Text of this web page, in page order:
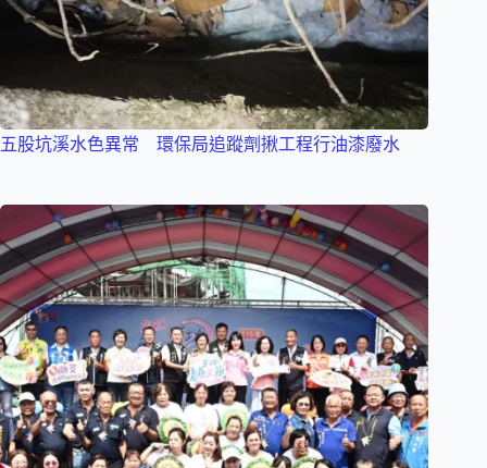
五股坑溪水色異常 環保局追蹤劑揪工程行油漆廢水